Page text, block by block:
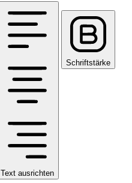
Text ausrichten
Schriftstärke